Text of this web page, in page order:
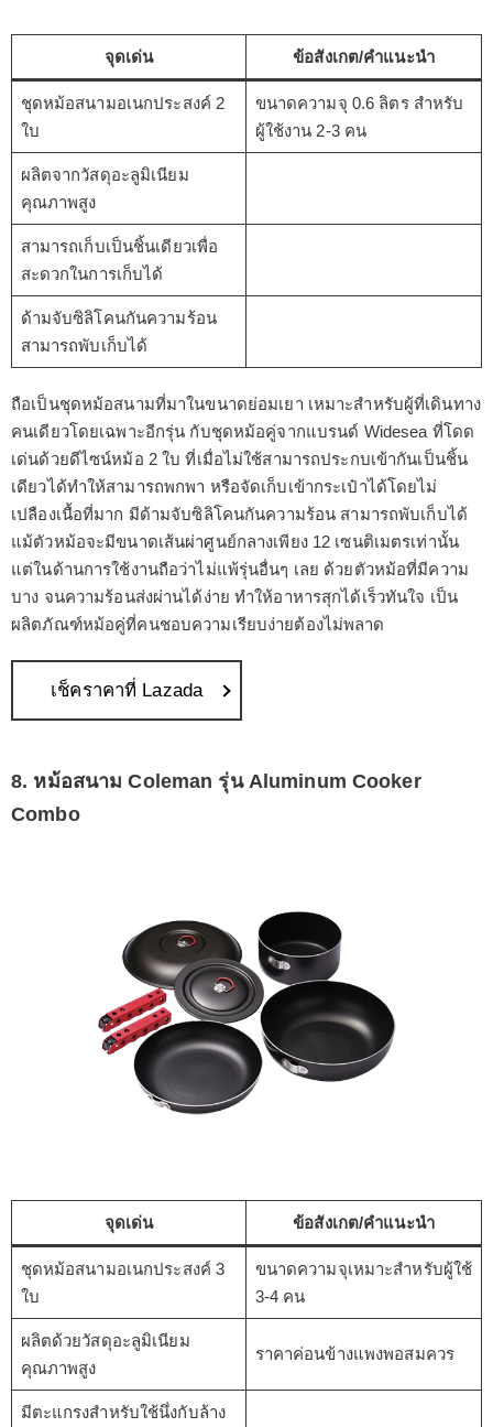
จุดเด่น ข้อสังเกต/คำแนะนำ
ชุดหม้อสนามอเนกประสงค์ 2
ใบ
ขนาดความจุ 0.6 ลิตร สำหรับ
ผู้ใช้งาน 2-3 คน
ผลิตจากวัสดุอะลูมิเนียม
คุณภาพสูง
สามารถเก็บเป็นชิ้นเดียวเพื่อ
สะดวกในการเก็บได้
ด้ามจับซิลิโคนกันความร้อน
สามารถพับเก็บได้
ถือเป็นชุดหม้อสนามที่มาในขนาดย่อมเยา เหมาะสำหรับผู้ที่เดินทาง
คนเดียวโดยเฉพาะอีกรุ่น กับชุดหม้อคู่จากแบรนด์ Widesea ที่โดด
เด่นด้วยดีไซน์หม้อ 2 ใบ ที่เมื่อไม่ใช้สามารถประกบเข้ากันเป็นชิ้น
เดียวได้ทำให้สามารถพกพา หรือจัดเก็บเข้ากระเป๋าได้โดยไม่
เปลืองเนื้อที่มาก มีด้ามจับซิลิโคนกันความร้อน สามารถพับเก็บได้
แม้ตัวหม้อจะมีขนาดเส้นผ่าศูนย์กลางเพียง 12 เซนติเมตรเท่านั้น
แต่ในด้านการใช้งานถือว่าไม่แพ้รุ่นอื่นๆ เลย ด้วยตัวหม้อที่มีความ
บาง จนความร้อนส่งผ่านได้ง่าย ทำให้อาหารสุกได้เร็วทันใจ เป็น
ผลิตภัณฑ์หม้อคู่ที่คนชอบความเรียบง่ายต้องไม่พลาด
เช็คราคาที่ Lazada
8. หม้อสนาม Coleman รุ่น Aluminum Cooker
Combo
จุดเด่น ข้อสังเกต/คำแนะนำ
ชุดหม้อสนามอเนกประสงค์ 3
ใบ
ขนาดความจุเหมาะสำหรับผู้ใช้
3-4 คน
ผลิตด้วยวัสดุอะลูมิเนียม
คุณภาพสูง
ราคาค่อนข้างแพงพอสมควร
มีตะแกรงสำหรับใช้นึ่งกับล้าง